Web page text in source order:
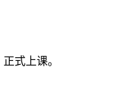
式上课。